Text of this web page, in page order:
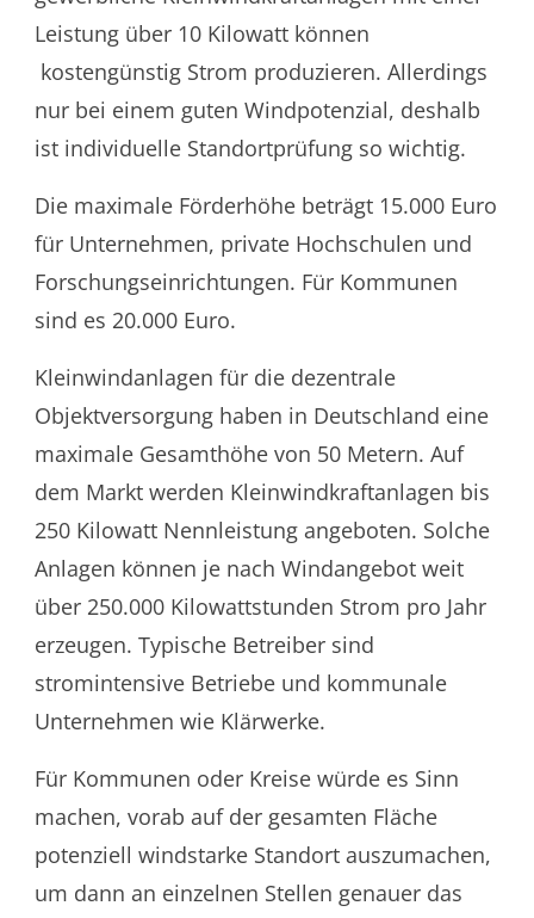
Leistung über 10 Kilowatt können
kostengünstig Strom produzieren. Allerdings
nur bei einem guten Windpotenzial, deshalb
ist individuelle Standortprüfung so wichtig.
Die maximale Förderhöhe beträgt 15.000 Euro
für Unternehmen, private Hochschulen und
Forschungseinrichtungen. Für Kommunen
sind es 20.000 Euro.
Kleinwindanlagen für die dezentrale
Objektversorgung haben in Deutschland eine
maximale Gesamthöhe von 50 Metern. Auf
dem Markt werden Kleinwindkraftanlagen bis
250 Kilowatt Nennleistung angeboten. Solche
Anlagen können je nach Windangebot weit
über 250.000 Kilowattstunden Strom pro Jahr
erzeugen. Typische Betreiber sind
stromintensive Betriebe und kommunale
Unternehmen wie Klärwerke.
Für Kommunen oder Kreise würde es Sinn
machen, vorab auf der gesamten Fläche
potenziell windstarke Standort auszumachen,
um dann an einzelnen Stellen genauer das